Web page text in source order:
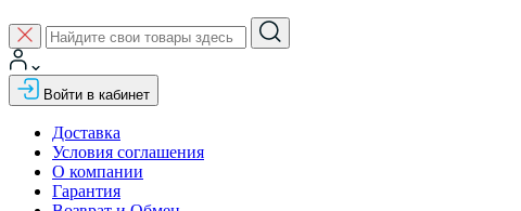
Войти в кабинет
Доставка
Условия соглашения
О компании
Гарантия